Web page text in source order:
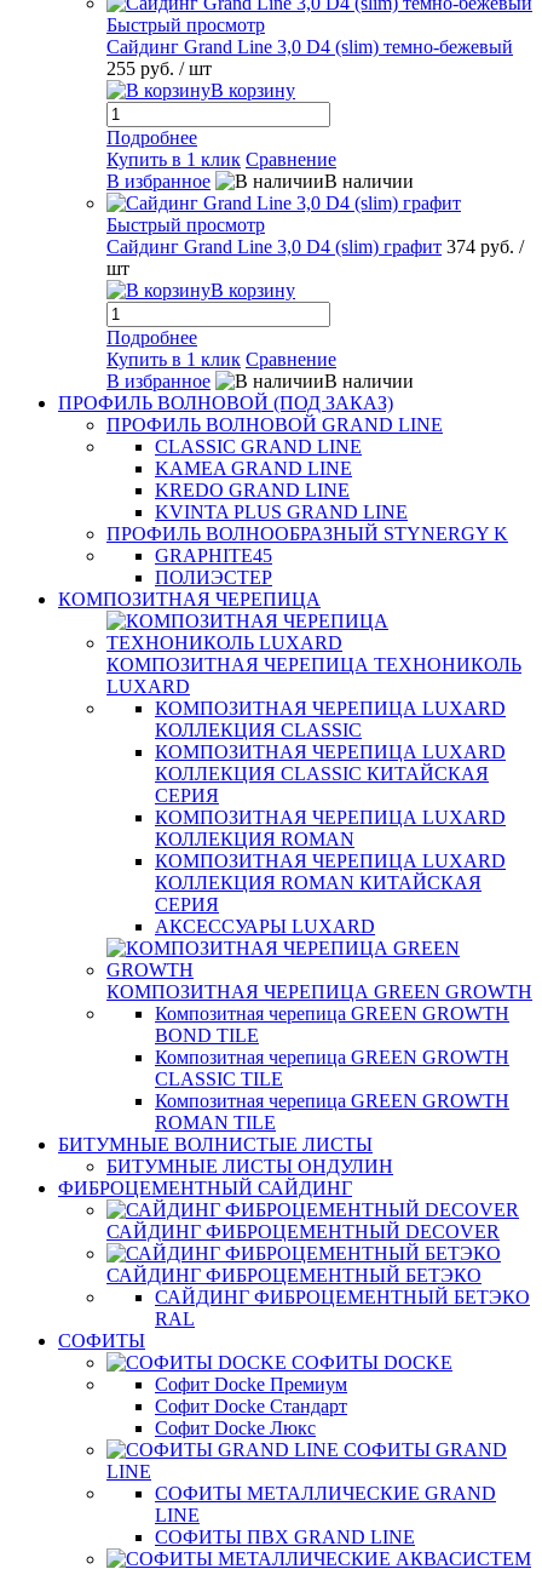
Быстрый просмотр
Сайдинг Grand Line 3,0 D4 (slim) темно-бежевый
255 руб. / шт
В корзину
Подробнее
Купить в 1 клик Сравнение
В избранное
В наличии
Быстрый просмотр
Сайдинг Grand Line 3,0 D4 (slim) графит 374 руб. /
шт
В корзину
Подробнее
Купить в 1 клик Сравнение
В избранное
В наличии
ПРОФИЛЬ ВОЛНОВОЙ (ПОД ЗАКАЗ)
ПРОФИЛЬ ВОЛНОВОЙ GRAND LINE
CLASSIC GRAND LINE
KAMEA GRAND LINE
KREDO GRAND LINE
KVINTA PLUS GRAND LINE
ПРОФИЛЬ ВОЛНООБРАЗНЫЙ STYNERGY K
GRAPHITE45
ПОЛИЭСТЕР
КОМПОЗИТНАЯ ЧЕРЕПИЦА
КОМПОЗИТНАЯ ЧЕРЕПИЦА ТЕХНОНИКОЛЬ
LUXARD
КОМПОЗИТНАЯ ЧЕРЕПИЦА LUXARD
КОЛЛЕКЦИЯ CLASSIC
КОМПОЗИТНАЯ ЧЕРЕПИЦА LUXARD
КОЛЛЕКЦИЯ CLASSIC КИТАЙСКАЯ
СЕРИЯ
КОМПОЗИТНАЯ ЧЕРЕПИЦА LUXARD
КОЛЛЕКЦИЯ ROMAN
КОМПОЗИТНАЯ ЧЕРЕПИЦА LUXARD
КОЛЛЕКЦИЯ ROMAN КИТАЙСКАЯ
СЕРИЯ
АКСЕССУАРЫ LUXARD
КОМПОЗИТНАЯ ЧЕРЕПИЦА GREEN GROWTH
Композитная черепица GREEN GROWTH
BOND TILE
Композитная черепица GREEN GROWTH
CLASSIC TILE
Композитная черепица GREEN GROWTH
ROMAN TILE
БИТУМНЫЕ ВОЛНИСТЫЕ ЛИСТЫ
БИТУМНЫЕ ЛИСТЫ ОНДУЛИН
ФИБРОЦЕМЕНТНЫЙ САЙДИНГ
САЙДИНГ ФИБРОЦЕМЕНТНЫЙ DECOVER
САЙДИНГ ФИБРОЦЕМЕНТНЫЙ БЕТЭКО
САЙДИНГ ФИБРОЦЕМЕНТНЫЙ БЕТЭКО
RAL
СОФИТЫ
СОФИТЫ DOCKE
Софит Docke Премиум
Софит Docke Стандарт
Софит Docke Люкс
СОФИТЫ GRAND
LINE
СОФИТЫ МЕТАЛЛИЧЕСКИЕ GRAND
LINE
СОФИТЫ ПВХ GRAND LINE